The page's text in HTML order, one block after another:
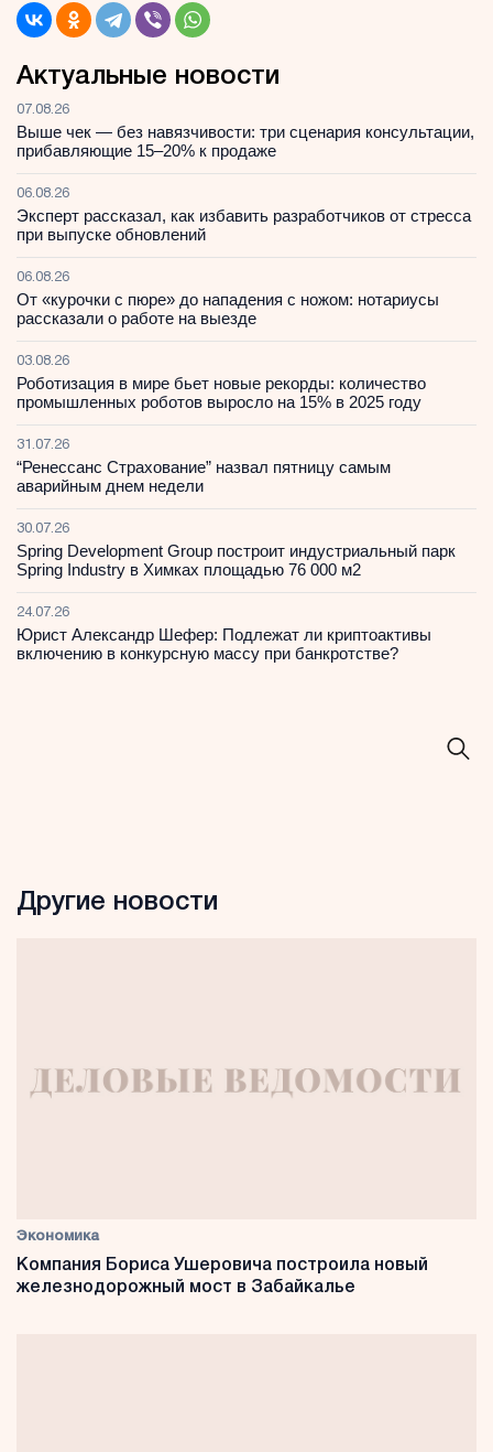
Актуальные новости
07.08.26
Выше чек — без навязчивости: три сценария консультации,
прибавляющие 15–20% к продаже
06.08.26
Эксперт рассказал, как избавить разработчиков от стресса
при выпуске обновлений
06.08.26
От «курочки с пюре» до нападения с ножом: нотариусы
рассказали о работе на выезде
03.08.26
Роботизация в мире бьет новые рекорды: количество
промышленных роботов выросло на 15% в 2025 году
31.07.26
“Ренессанс Страхование” назвал пятницу самым
аварийным днем недели
30.07.26
Spring Development Group построит индустриальный парк
Spring Industry в Химках площадью 76 000 м2
24.07.26
Юрист Александр Шефер: Подлежат ли криптоактивы
включению в конкурсную массу при банкротстве?
Другие новости
Экономика
Компания Бориса Ушеровича построила новый
железнодорожный мост в Забайкалье